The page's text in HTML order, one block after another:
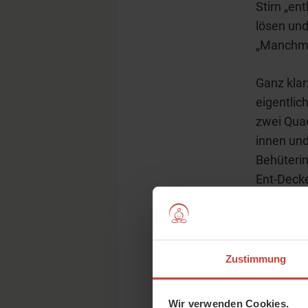
Zustimmung
Wir verwenden Cookies.
Stirn
lösen
Ganz
zwei
innen
Ent-
Wird die
die für